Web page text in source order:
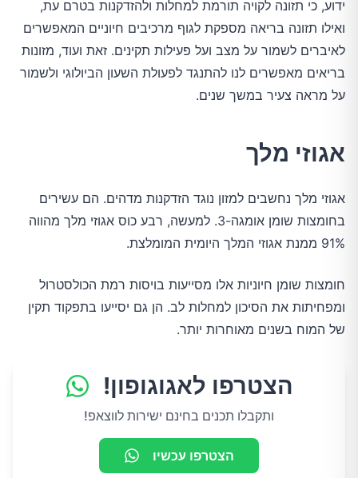
ידוע, כי תזונה לקויה תורמת למחלות ולהזדקנות בטרם עת,
ואילו תזונה בריאה מספקת לגוף מרכיבים חיוניים המאפשרים
לאיברים לשמור על מצב ועל פעילות תקינים. זאת ועוד, מזונות
בריאים מאפשרים לנו להתנגד לפעולת השעון הביולוגי ולשמור
על מראה צעיר במשך שנים.
אגוזי מלך
אגוזי מלך נחשבים למזון נוגד הזדקנות מדהים. הם עשירים
בחומצות שומן אומגה-3. למעשה, רבע כוס אגוזי מלך מהווה
91% ממנת אגוזי המלך היומית המומלצת.
חומצות שומן חיוניות אלו מסייעות בויסות רמת הכולסטרול
ומפחיתות את הסיכון למחלות לב. הן גם יסייעו בתפקוד תקין
של המוח בשנים מאוחרות יותר.
הצטרפו לאגוגופון!
ותקבלו תכנים בחינם ישירות לווצאפ!
הצטרפו עכשיו